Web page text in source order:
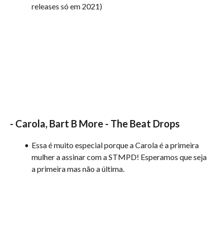
releases só em 2021)
- Carola, Bart B More - The Beat Drops
Essa é muito especial porque a Carola é a primeira
mulher a assinar com a STMPD! Esperamos que seja
a primeira mas não a última.